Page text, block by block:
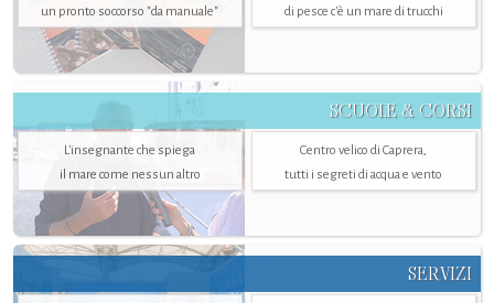
un pronto soccorso "da manuale"
di pesce c'è un mare di trucchi
SCUOLE & CORSI
L'insegnante che spiega
il mare come nessun altro
Centro velico di Caprera,
tutti i segreti di acqua e vento
SERVIZI